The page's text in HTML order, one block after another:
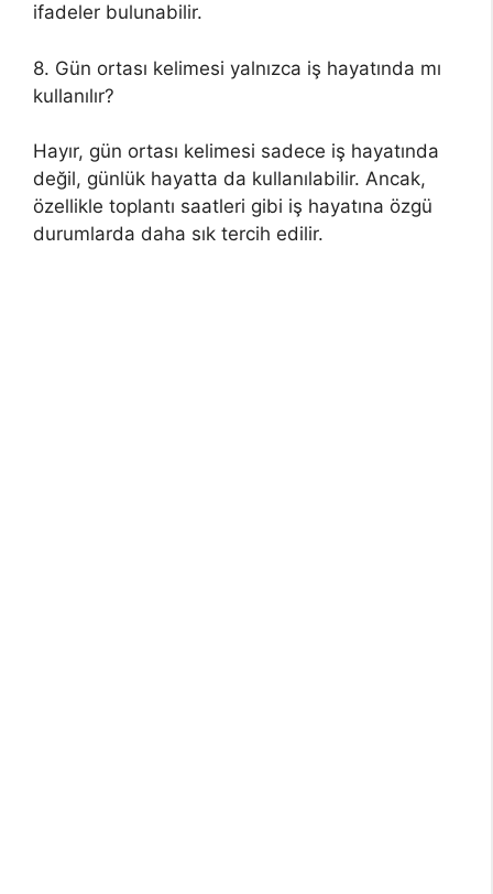
ifadeler bulunabilir.
8. Gün ortası kelimesi yalnızca iş hayatında mı
kullanılır?
Hayır, gün ortası kelimesi sadece iş hayatında
değil, günlük hayatta da kullanılabilir. Ancak,
özellikle toplantı saatleri gibi iş hayatına özgü
durumlarda daha sık tercih edilir.